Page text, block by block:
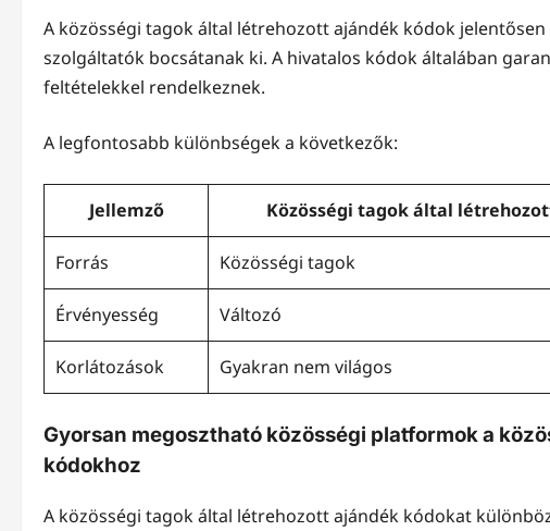
A közösségi tagok által létrehozott ajándék kódok
szolgáltatók bocsátanak ki. A hivatalos kódok általában
feltételekkel rendelkeznek.
A legfontosabb különbségek a következők:
Jellemző Közösségi tagok által
Forrás Közösségi tagok
Érvényesség Változó
Korlátozások Gyakran nem világos
Gyorsan megosztható közösségi platformok a
kódokhoz
A közösségi tagok által létrehozott ajándék kódokat